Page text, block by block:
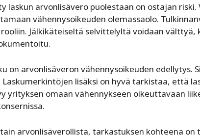
laskun arvonlisävero puolestaan on ostajan
vähennysoikeuden olemassaolo.
Jälkikäteiseltä selvittelyltä voidaan
on arvonlisäveron vähennysoikeuden edellytys.
Laskumerkintöjen lisäksi on hyvä tarkistaa, että
yrityksen omaan vähennykseen oikeuttavaan
arvonlisäverollista, tarkastuksen kohteena on